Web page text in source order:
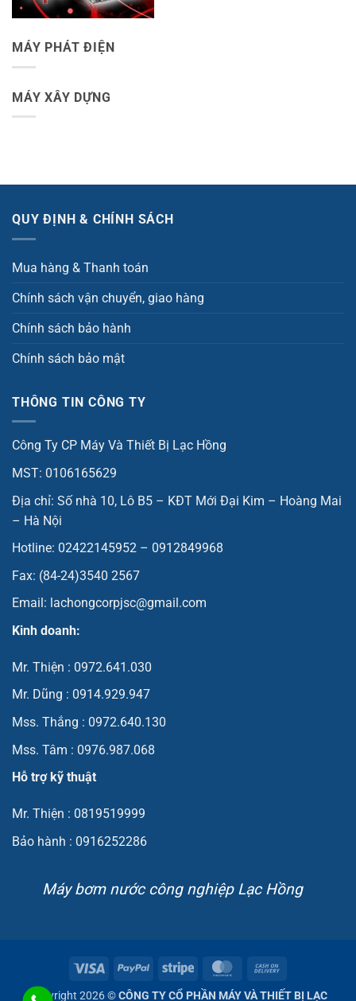
MÁY PHÁT ĐIỆN
MÁY XÂY DỰNG
QUY ĐỊNH & CHÍNH SÁCH
Mua hàng & Thanh toán
Chính sách vận chuyển, giao hàng
Chính sách bảo hành
Chính sách bảo mật
THÔNG TIN CÔNG TY
Công Ty CP Máy Và Thiết Bị Lạc Hồng
MST: 0106165629
Địa chỉ: Số nhà 10, Lô B5 – KĐT Mới Đại Kim – Hoàng Mai
– Hà Nội
Hotline: 02422145952 – 0912849968
Fax: (84-24)3540 2567
Email: lachongcorpjsc@gmail.com
Kinh doanh:
Mr. Thiện : 0972.641.030
Mr. Dũng : 0914.929.947
Mss. Thắng : 0972.640.130
Mss. Tâm : 0976.987.068
Hỗ trợ kỹ thuật
Mr. Thiện : 0819519999
Bảo hành : 0916252286
Máy bơm nước công nghiệp Lạc Hồng
Visa PayPal Stripe MasterCard
On
Copyright 2026 ©CÔNG TY CỔ PHẦN MÁY VÀ THIẾT BỊ LẠC